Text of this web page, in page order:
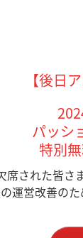
【後日
パッシ
特別
席された皆さ
運営改善のた